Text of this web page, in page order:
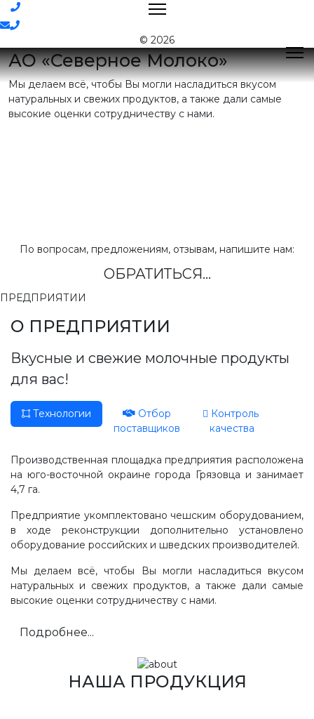
© 2026
Контакты
Приемная:(81755) 2-16-38
Отдел продаж:(81755) 2-18-62
(81755) 2-10-14
Контакты отделов
АО «Северное Молоко»
Мы делаем всё, чтобы Вы могли насладиться вкусом
натуральных и свежих продуктов, а также дали самые
высокие оценки сотрудничеству с нами.
По вопросам, предложениям, отзывам, напишите нам:
ОБРАТИТЬСЯ...
ПРЕДПРИЯТИИ
О ПРЕДПРИЯТИИ
Вкусные и свежие молочные продукты
для вас!
Технологии
Отбор
поставщиков
Контроль
качества
Производственная площадка предприятия расположена
на юго-восточной окраине города Грязовца и занимает
4,7 га.
Предприятие укомплектовано чешским оборудованием,
в ходе реконструкции дополнительно установлено
оборудование российских и шведских производителей.
Мы делаем всё, чтобы Вы могли насладиться вкусом
натуральных и свежих продуктов, а также дали самые
высокие оценки сотрудничеству с нами.
Подробнее...
НАША ПРОДУКЦИЯ